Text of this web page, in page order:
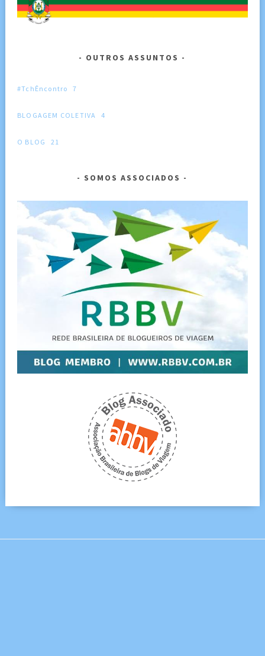
OUTROS ASSUNTOS
#TchÊncontro 7
BLOGAGEM COLETIVA 4
O BLOG 21
SOMOS ASSOCIADOS